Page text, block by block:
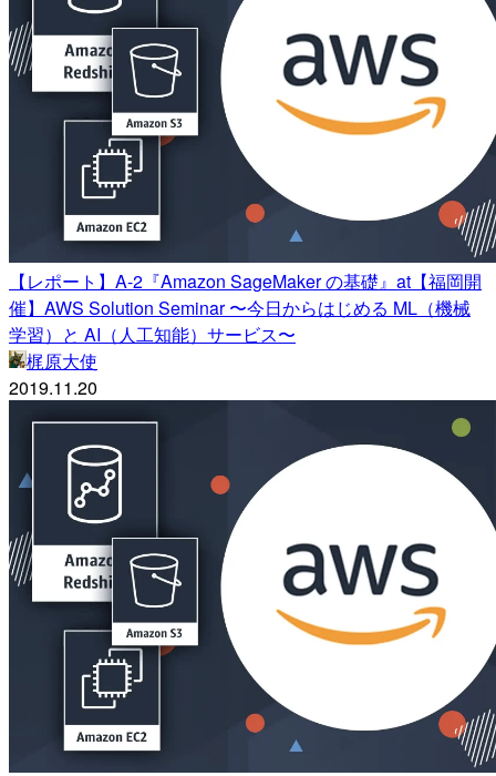
【レポート】A-2『Amazon SageMaker の基礎』at【福岡開
催】AWS Solution Seminar 〜今日からはじめる ML（機械
学習）と AI（人工知能）サービス〜
梶原大使
2019.11.20